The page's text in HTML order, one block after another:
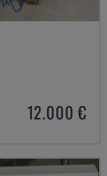
12.000 €